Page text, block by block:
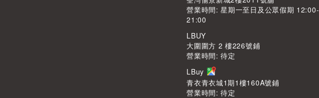
營業時間: 星期一至日及公眾假期 12:00-
21:00
LBUY
大圍圍方 2 樓226號鋪
營業時間: 待定
LBuy
青衣青衣城1期1樓160A號鋪
營業時間: 待定